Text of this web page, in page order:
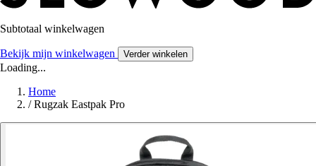
Subtotaal winkelwagen
Bekijk mijn winkelwagen Verder winkelen
Loading...
Home
/ Rugzak Eastpak Pro